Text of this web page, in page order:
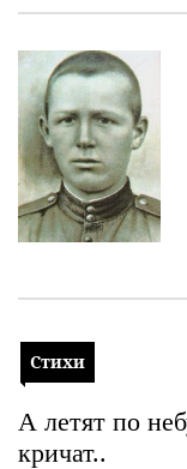
Стихи
А летят по
кричат..